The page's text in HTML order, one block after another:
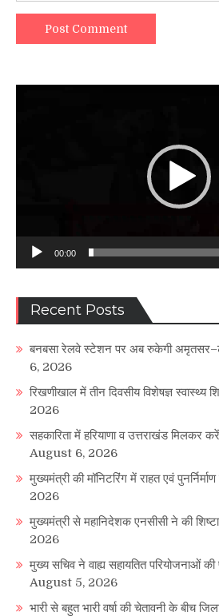
00:00
Recent Posts
बनबसा रेलवे स्टेशन पर अब रुकेगी
6, 2026
रिखणीखाल में तीन दिवसीय विशेषज्ञ स्वास्थ्य
2026
सहकारिता में हरियाणा व उत्तराखंड मिलकर
August 6, 2026
मुख्यमंत्री की मॉनिटरिंग में राहत एवं
2026
मुख्यमंत्री से महानिदेशक एनसीसी ने की
2026
मुख्य सचिव ने वाह्य सहायतित परियोजनाओं की
August 5, 2026
भारी से बहुत भारी वर्षा की चेतावनी के बीच